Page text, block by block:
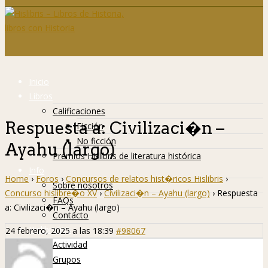
Inicio
Libros
Calificaciones
Ficción
No ficción
Premios Hislibris de literatura histórica
Info
Sobre nosotros
FAQs
Contacto
Hislibreños
Actividad
Grupos
Respuesta a: Civilizaci�n –
Ayahu (largo)
Home › Foros › Concursos de relatos hist�ricos Hislibris ›
Concurso hislibre�o XV › Civilizaci�n – Ayahu (largo) › Respuesta
a: Civilizaci�n – Ayahu (largo)
24 febrero, 2025 a las 18:39 #98067